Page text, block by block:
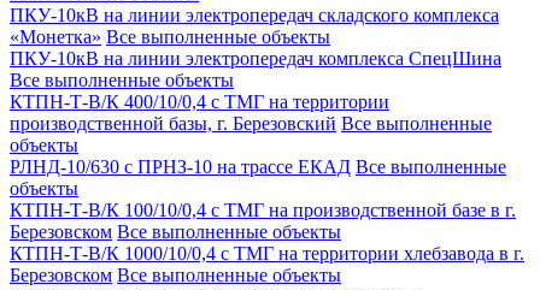
ПКУ-10кВ на линии электропередач складского комплекса
«Монетка» Все выполненные объекты
ПКУ-10кВ на линии электропередач комплекса СпецШина
Все выполненные объекты
КТПН-Т-В/К 400/10/0,4 с ТМГ на территории
производственной базы, г. Березовский Все выполненные
объекты
РЛНД-10/630 с ПРНЗ-10 на трассе ЕКАД Все выполненные
объекты
КТПН-Т-В/К 100/10/0,4 с ТМГ на производственной базе в г.
Березовском Все выполненные объекты
КТПН-Т-В/К 1000/10/0,4 с ТМГ на территории хлебзавода в г.
Березовском Все выполненные объекты